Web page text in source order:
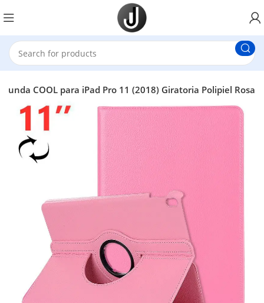
Funda COOL para iPad Pro 11 (2018) Giratoria Polipiel Rosa